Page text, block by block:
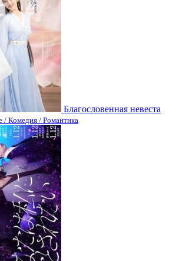
Благословенная невеста
/ Комедия / Романтика